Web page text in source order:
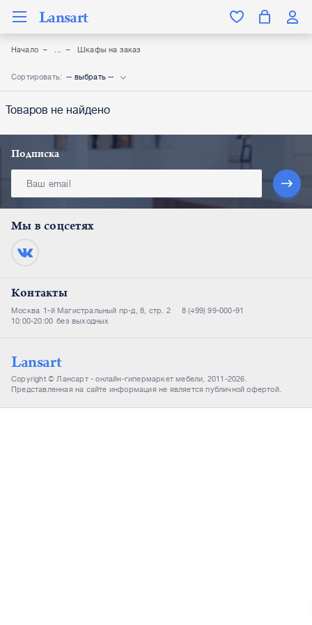
Lansart
Начало Шкафы на заказ
Сортировать: -- выбрать --
Товаров не найдено
Подписка
Мы в соцсетях
Контакты
Москва 1-й Магистральный пр-д, 8, стр. 2
8 (499) 99-000-91
10:00-20:00 без выходных
Lansart
Copyright © Лансарт - онлайн-гипермаркет мебели, 2011-2026.
Представленная на сайте информация не является публичной офертой.